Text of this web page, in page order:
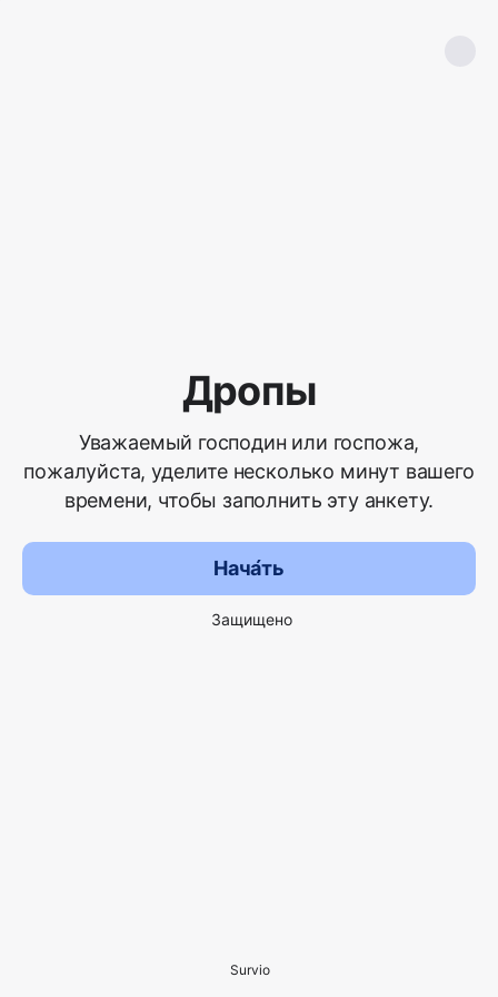
Дропы
Уважаемый господин или госпожа,
пожалуйста, уделите несколько минут вашего
времени, чтобы заполнить эту анкету.
Нача́ть
Защищено
Survio